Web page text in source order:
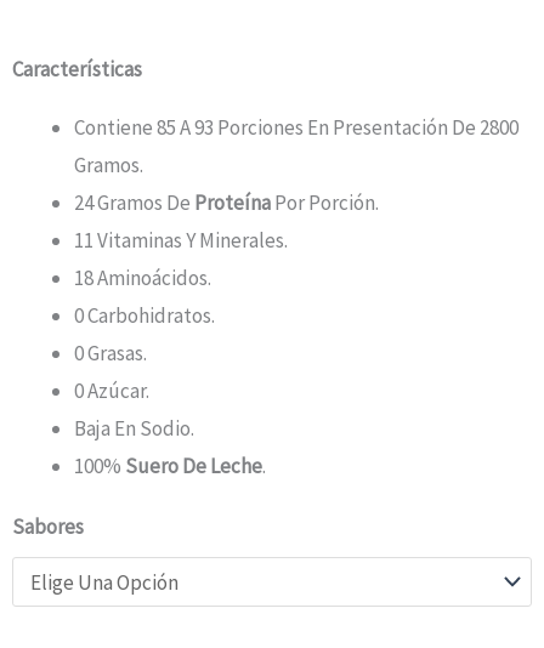
Características
Contiene 85 A 93 Porciones En Presentación De 2800
Gramos.
24 Gramos De ProteínaPor Porción.
11 Vitaminas Y Minerales.
18 Aminoácidos.
0 Carbohidratos.
0 Grasas.
0 Azúcar.
Baja En Sodio.
100% Suero De Leche.
Sabores